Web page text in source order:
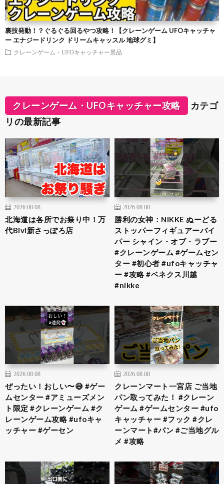
裏技発動！？ぐるぐる回るやつ攻略！【クレーンゲーム UFOキャッチャ
ー エナジードリンク ドリームキャッスル 地球グミ】
クレーンゲーム・UFOキャッチャー景品
クレーンゲーム・UFOキャッチャー攻略
カテゴ
リの最新記事
2026.08.08
北海道は各所でお祭り中！万
代Bivi新さっぽろ店
2026.08.08
勝利の女神：NIKKE ぬーどる
ストッパーフィギュアーバイ
パー シャイン・オブ・ラブー
#クレーンゲーム #ゲームセン
ター #初心者 #ufoキャッチャ
ー #攻略 #ベネクス川越
#nikke
2026.08.08
ぜったい！おしい〜😅 #ゲー
ムセンター #アミューズメン
ト限定 #クレーンゲーム #ク
レーンゲーム攻略 #ufoキャ
ッチャー #ゲーセン
2026.08.08
クレーンマート一宮店 ご当地
パン取ってみた！ #クレーン
ゲーム #ゲームセンター #ufo
キャッチャー #フック #クレ
ーンマート#パン #ご当地グル
メ #攻略